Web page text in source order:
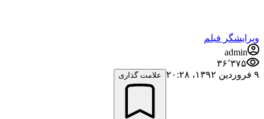
ویرایشگر فیلم
admin
۳۶٬۳۷۵
۹ فروردین ۱۳۹۲،‏ ۲۰:۲۸
علامت گذاری